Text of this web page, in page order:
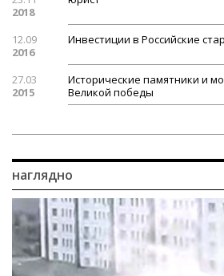
2018
12.09
2016
Инвестиции в Российские
27.03
2015
Исторические памятники и
Великой победы
наглядно